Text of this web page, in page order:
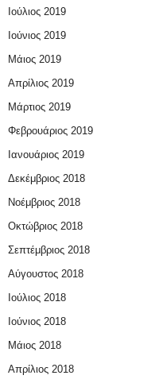
Ιούλιος 2019
Ιούνιος 2019
Μάιος 2019
Απρίλιος 2019
Μάρτιος 2019
Φεβρουάριος 2019
Ιανουάριος 2019
Δεκέμβριος 2018
Νοέμβριος 2018
Οκτώβριος 2018
Σεπτέμβριος 2018
Αύγουστος 2018
Ιούλιος 2018
Ιούνιος 2018
Μάιος 2018
Απρίλιος 2018